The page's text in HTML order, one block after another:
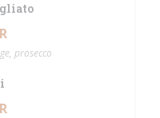
prosecco